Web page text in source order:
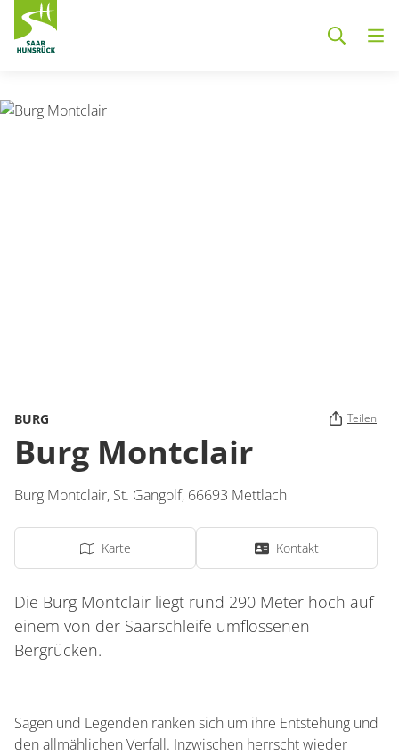
BURG Teilen
Burg Montclair
Burg Montclair, St. Gangolf, 66693 Mettlach
Karte Kontakt
Die Burg Montclair liegt rund 290 Meter hoch auf
einem von der Saarschleife umflossenen
Bergrücken.
Sagen und Legenden ranken sich um ihre Entstehung und
den allmählichen Verfall. Inzwischen herrscht wieder